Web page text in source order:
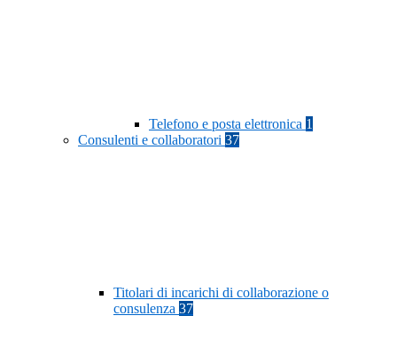
Telefono e posta elettronica 1
Consulenti e collaboratori 37
Titolari di incarichi di collaborazione o
consulenza 37